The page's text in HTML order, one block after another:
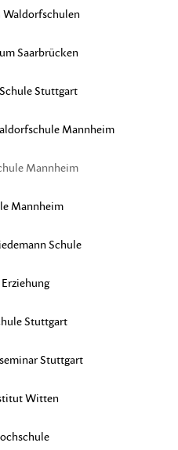
Waldorfschulen
Saarbrücken
Stuttgart
Mannheim
Mannheim
Mannheim
Schule
Stuttgart
Stuttgart
Witten